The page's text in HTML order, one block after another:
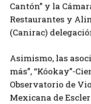
Cantón” y la
Restaurantes y
(Canirac)
Asimismo, las
más”, “Kóokay”-
Observatorio de
Mexicana de